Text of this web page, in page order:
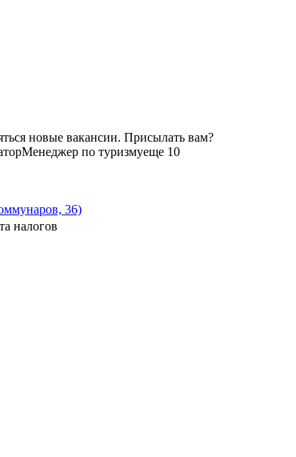
новые вакансии. Присылать вам?
Менеджер по туризмуеще 10
36)
налогов